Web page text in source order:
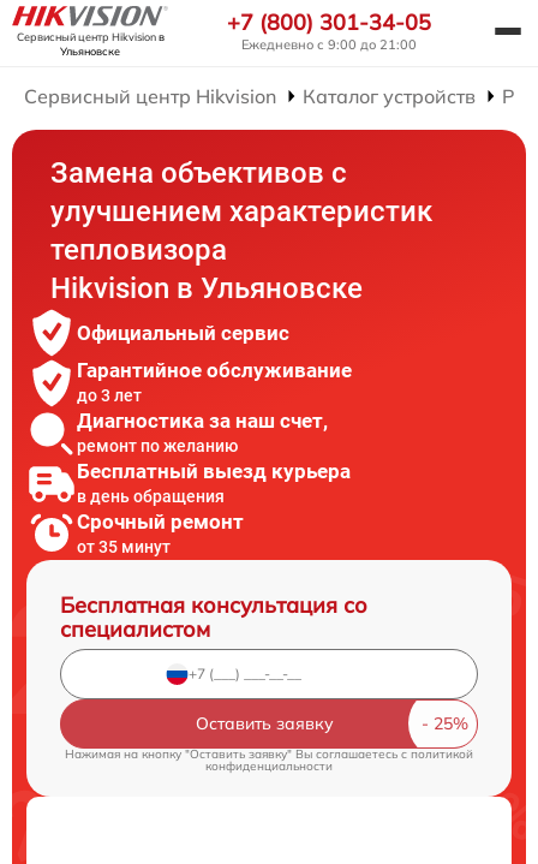
Сервисный центр Hikvisionв
Ульяновске
+7 (800) 301-34-05
Ежедневно с 9:00 до 21:00
Сервисный центр Hikvision Каталог устройств
Замена объективов с
улучшением характеристик
тепловизора
Hikvision в Ульяновске
Официальный сервис
Гарантийное обслуживание
до 3 лет
Диагностика за наш счет,
ремонт по желанию
Бесплатный выезд курьера
в день обращения
Срочный ремонт
от 35 минут
Бесплатная консультация со
специалистом
Оставить заявку
Нажимая на кнопку "Оставить заявку" Вы соглашаетесь cполитикой
конфиденциальности